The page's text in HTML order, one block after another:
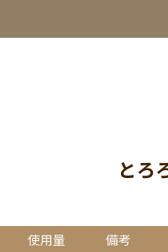
とろ
使用量 備考